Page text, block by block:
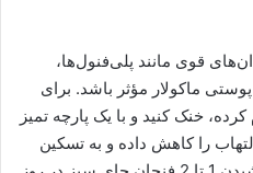
قوی مانند پلی‌فنول‌ها،
ماکولار مؤثر باشد. برای
خنک کنید و با یک پارچه تمیز
را کاهش داده و به تسکین